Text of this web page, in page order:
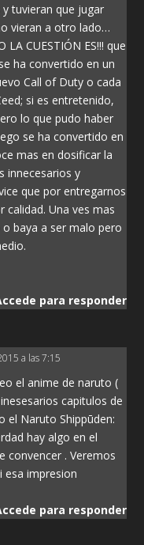
tuvieran que jugar
vieran a otro lado…
CUESTIÓN ES!!! que
ha convertido en un
Call of Duty o cada
si es entretenido,
lo que pudo haber
se ha convertido en
mas en dosificar la
innecesarios y
que por entregarnos
Una ves mas
baya a ser malo pero
para responder
a las 7:15
el anime de naruto (
capitulos de
el Naruto Shippūden:
hay algo en el
convencer . Veremos
esa impresion
para responder